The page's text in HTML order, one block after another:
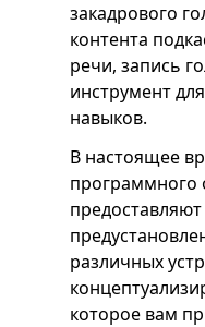
закадрового
контента
речи, запись
инструмент
навыков.
В настоящее
программного
различных
которое вам